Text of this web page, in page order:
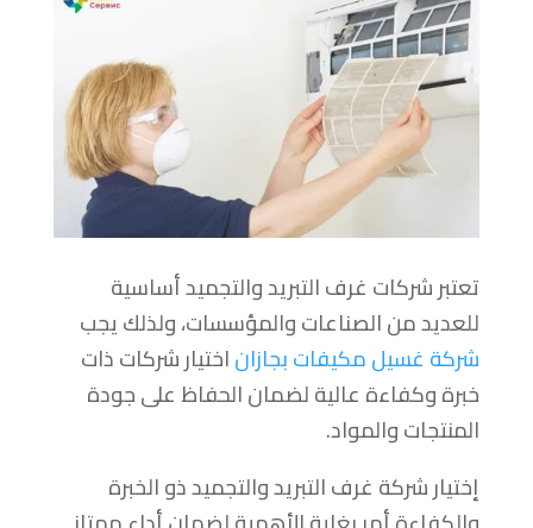
تعتبر شركات غرف التبريد والتجميد أساسية
للعديد من الصناعات والمؤسسات، ولذلك يجب
شركة غسيل مكيفات بجازاناختيار شركات ذات
خبرة وكفاءة عالية لضمان الحفاظ على جودة
المنتجات والمواد.
إختيار شركة غرف التبريد والتجميد ذو الخبرة